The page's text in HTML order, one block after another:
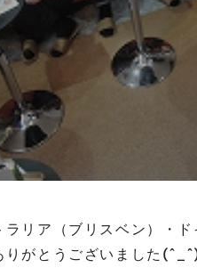
ラリア（ブリスベン）・
りがとうございました